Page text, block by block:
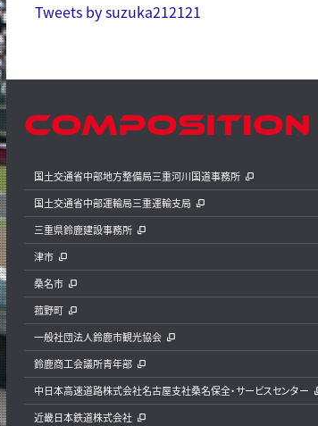
Tweets by suzuka212121
Composition
国土交通省中部地方整備局三重河川国道事務所
国土交通省中部運輸局三重運輸支局
三重県鈴鹿建設事務所
津市
桑名市
菰野町
一般社団法人鈴鹿市観光協会
鈴鹿商工会議所青年部
中日本高速道路株式会社名古屋支社桑名保全・サービスセンター
近畿日本鉄道株式会社